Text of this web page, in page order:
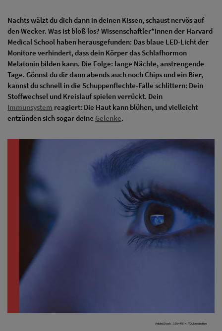
Nachts wälzt du dich dann in deinen Kissen, schaust nervös auf
den Wecker. Was ist bloß los? Wissenschaftler*innen der Harvard
Medical School haben herausgefunden: Das blaue LED-Licht der
Monitore verhindert, dass dein Körper das Schlafhormon
Melatonin bilden kann. Die Folge: lange Nächte, anstrengende
Tage. Gönnst du dir dann abends auch noch Chips und ein Bier,
kannst du schnell in die Schuppenflechte-Falle schlittern: Dein
Stoffwechsel und Kreislauf spielen verrückt. Dein
Immunsystem reagiert: Die Haut kann blühen, und vielleicht
entzünden sich sogar deine Gelenke.
AdobeStock_325447814_YOUproduction